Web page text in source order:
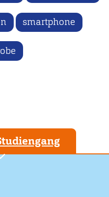
smartphone